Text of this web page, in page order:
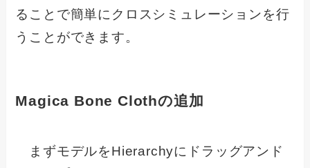
ることで簡単にクロスシミュレーションを行
うことができます。
Magica Bone Clothの追加
まずモデルをHierarchyにドラッグアンド